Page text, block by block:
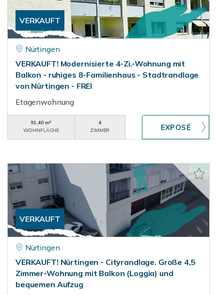
VERKAUFT
Nürtingen
VERKAUFT! Modernisierte 4-Zi.-Wohnung mit
Balkon - ruhiges 8-Familienhaus - Stadtrandlage
von Nürtingen - FREI
Etagenwohnung
91,40 m²
WOHNFLÄCHE
4
ZIMMER
VERKAUFT
Nürtingen
VERKAUFT! Nürtingen - Cityrandlage. Große 4,5
Zimmer-Wohnung mit Balkon (Loggia) und
bequemen Aufzug